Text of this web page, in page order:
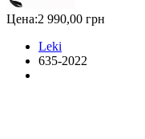
Цена:2 990,00 грн
Leki
635-2022